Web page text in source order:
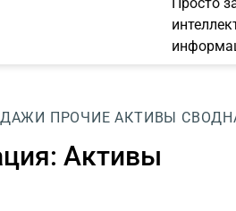
ПРОЧИЕ АКТИВЫ
Активы